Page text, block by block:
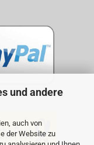
und andere
auch von
der Website zu